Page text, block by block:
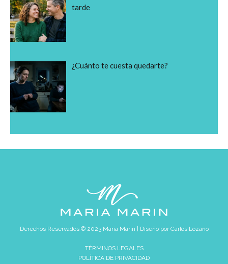
tarde
¿Cuánto te cuesta quedarte?
Derechos Reservados © 2023 María Marín | Diseño porCarlos Lozano
TÉRMINOS LEGALES
POLÍTICA DE PRIVACIDAD